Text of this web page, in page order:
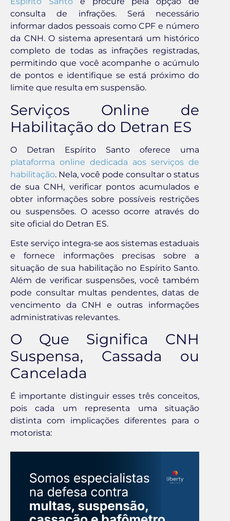
consulta de infrações. Será necessário
informar dados pessoais como CPF e número
da CNH. O sistema apresentará um histórico
completo de todas as infrações registradas,
permitindo que você acompanhe o acúmulo
de pontos e identifique se está próximo do
limite que resulta em suspensão.
Serviços Online de
Habilitação do Detran ES
O Detran Espírito Santo oferece uma
plataforma online dedicada aos serviços de
habilitação. Nela, você pode consultar o status
de sua CNH, verificar pontos acumulados e
obter informações sobre possíveis restrições
ou suspensões. O acesso ocorre através do
site oficial do Detran ES.
Este serviço integra-se aos sistemas estaduais
e fornece informações precisas sobre a
situação de sua habilitação no Espírito Santo.
Além de verificar suspensões, você também
pode consultar multas pendentes, datas de
vencimento da CNH e outras informações
administrativas relevantes.
O Que Significa CNH
Suspensa, Cassada ou
Cancelada
É importante distinguir esses três conceitos,
pois cada um representa uma situação
distinta com implicações diferentes para o
motorista: